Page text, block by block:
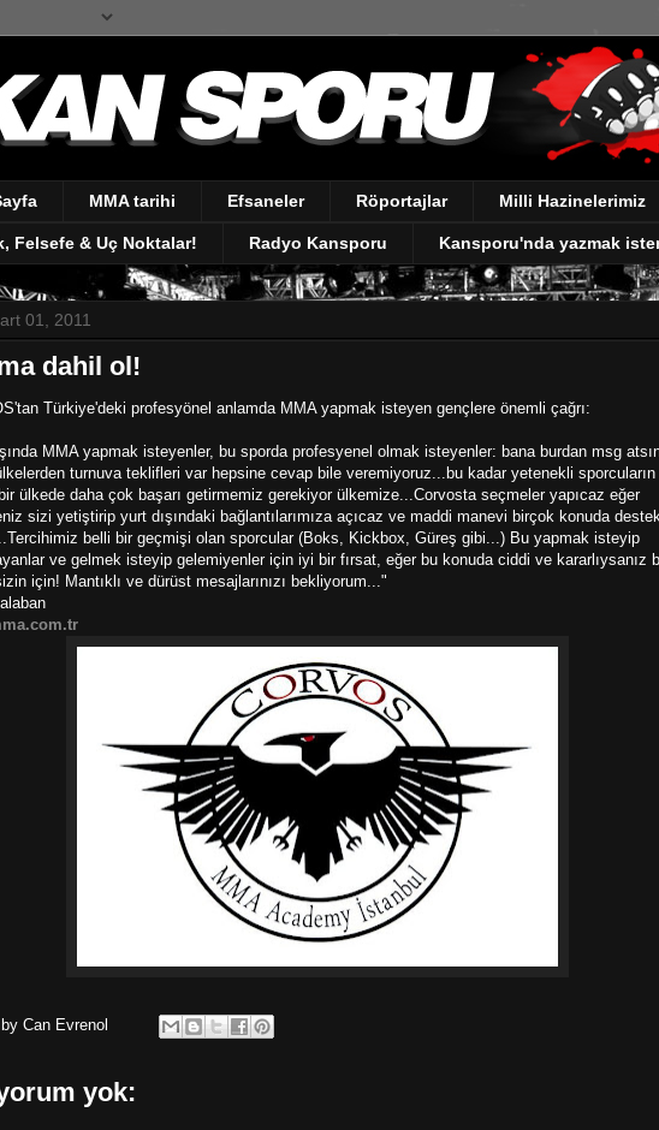
MMA tarihi Efsaneler Röportajlar Milli Hazinelerimiz
Felsefe & Uç Noktalar! Radyo Kansporu Kansporu'nda yazmak
01, 2011
dahil ol!
Türkiye'deki profesyönel anlamda MMA yapmak isteyen gençlere önemli çağrı:
MMA yapmak isteyenler, bu sporda profesyenel olmak isteyenler: bana burdan msg
turnuva teklifleri var hepsine cevap bile veremiyoruz...bu kadar yetenekli sporcuların
ülkede daha çok başarı getirmemiz gerekiyor ülkemize...Corvosta seçmeler yapıcaz eğer
sizi yetiştirip yurt dışındaki bağlantılarımıza açıcaz ve maddi manevi birçok konuda destek
belli bir geçmişi olan sporcular (Boks, Kickbox, Güreş gibi...) Bu yapmak isteyip
ve gelmek isteyip gelemiyenler için iyi bir fırsat, eğer bu konuda ciddi ve kararlıysanız
için! Mantıklı ve dürüst mesajlarınızı bekliyorum..."
Can Evrenol
yok: